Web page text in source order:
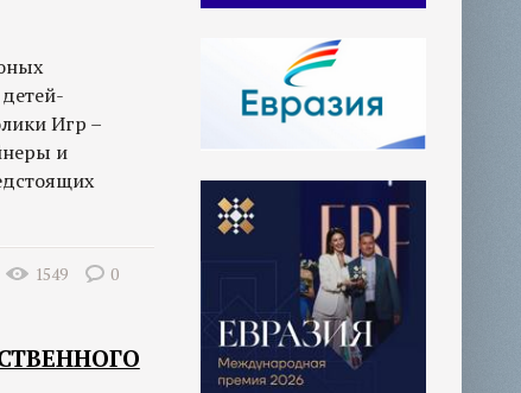
Игр –
и
1549 0